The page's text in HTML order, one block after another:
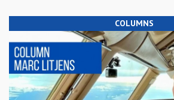
COLUMNS